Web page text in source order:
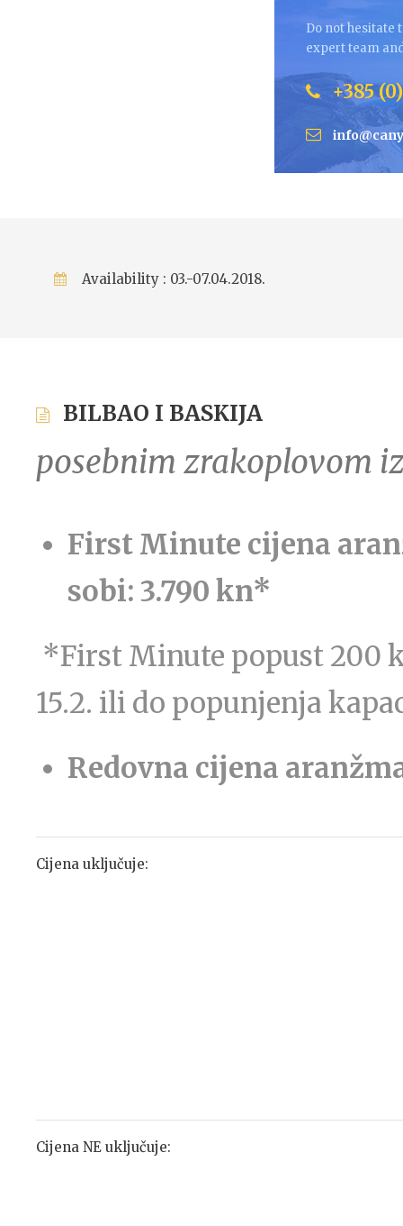
Do not hesitate
expert team
+385
Availability : 03.-07.04.2018.
BILBAO I BASKIJA
posebnim zrakoplovom
First Minute cijena
sobi: 3.790 kn*
*First Minute popust 200
15.2. ili do popunjenja
Redovna cijena
Cijena uključuje:
Cijena NE uključuje: